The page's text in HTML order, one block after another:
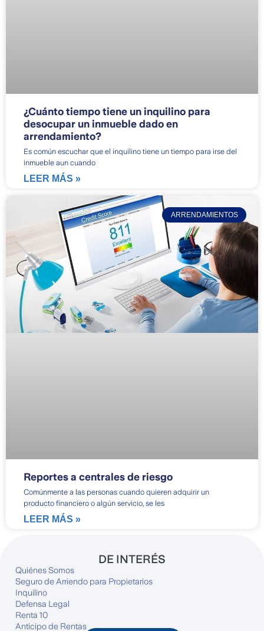
¿Cuánto tiempo tiene un inquilino para
desocupar un inmueble dado en
arrendamiento?
Es común escuchar que el inquilino tiene un tiempo para irse del
inmueble aun cuando
LEER MÁS »
ARRENDAMIENTOS
Reportes a centrales de riesgo
Comúnmente a las personas cuando quieren adquirir un
producto financiero o algún servicio, se les
LEER MÁS »
DE INTERÉS
Quiénes Somos
Seguro de Arriendo para Propietarios
Inquilino
Defensa Legal
Renta 10
Anticipo de Rentas